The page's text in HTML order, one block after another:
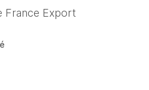
France Export